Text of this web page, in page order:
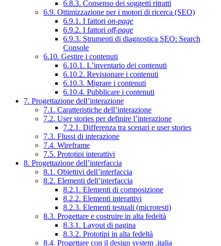
6.8.3. Consenso dei soggetti ritratti
6.9. Ottimizzazione per i motori di ricerca (SEO)
6.9.1. I fattori on-page
6.9.2. I fattori off-page
6.9.3. Strumenti di diagnostica SEO: Search
Console
6.10. Gestire i contenuti
6.10.1. L’inventario dei contenuti
6.10.2. Revisionare i contenuti
6.10.3. Migrare i contenuti
6.10.4. Pubblicare i contenuti
7. Progettazione dell’interazione
7.1. Caratteristiche dell’interazione
7.2. User stories per definire l’interazione
7.2.1. Differenza tra scenari e user stories
7.3. Flussi di interazione
7.4. Wireframe
7.5. Prototipi interattivi
8. Progettazione dell’interfaccia
8.1. Obiettivi dell’interfaccia
8.2. Elementi dell’interfaccia
8.2.1. Elementi di composizione
8.2.2. Elementi interattivi
8.2.3. Elementi testuali (microtesti)
8.3. Progettare e costruire in alta fedeltà
8.3.1. Layout di pagina
8.3.2. Prototipi in alta fedeltà
8.4. Progettare con il design system .italia